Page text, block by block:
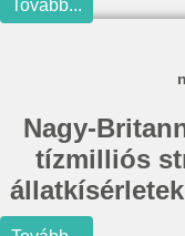
Tovább...
Nagy-
tízmilliós